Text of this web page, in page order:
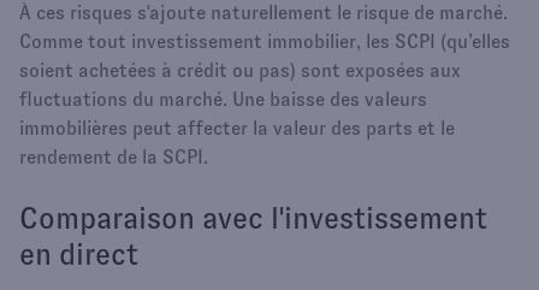
À ces risques s'ajoute naturellement le risque de marché.
Comme tout investissement immobilier, les SCPI (qu’elles
soient achetées à crédit ou pas) sont exposées aux
fluctuations du marché. Une baisse des valeurs
immobilières peut affecter la valeur des parts et le
rendement de la SCPI.
Comparaison avec l'investissement
en direct